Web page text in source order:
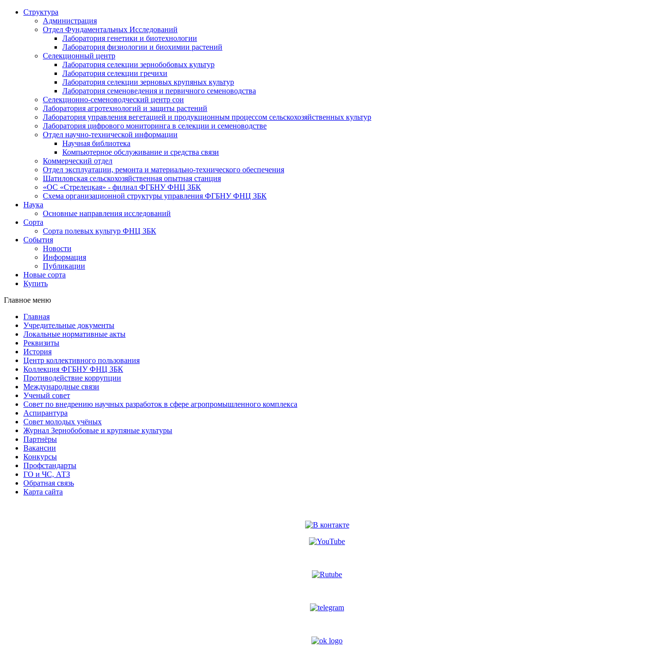
Структура
Администрация
Отдел Фундаментальных Исследований
Лаборатория генетики и биотехнологии
Лаборатория физиологии и биохимии растений
Селекционный центр
Лаборатория селекции зернобобовых культур
Лаборатория селекции гречихи
Лаборатория селекции зерновых крупяных культур
Лаборатория семеноведения и первичного семеноводства
Селекционно-семеноводческий центр сои
Лаборатория агротехнологий и защиты растений
Лаборатория управления вегетацией и продукционным процессом сельскохозяйственных культур
Лаборатория цифрового мониторинга в селекции и семеноводстве
Отдел научно-технической информации
Научная библиотека
Компьютерное обслуживание и средства связи
Коммерческий отдел
Отдел эксплуатации, ремонта и материально-технического обеспечения
Шатиловская сельскохозяйственная опытная станция
«ОС «Стрелецкая» - филиал ФГБНУ ФНЦ ЗБК
Схема организационной структуры управления ФГБНУ ФНЦ ЗБК
Наука
Основные направления исследований
Сорта
Сорта полевых культур ФНЦ ЗБК
События
Новости
Информация
Публикации
Новые сорта
Купить
Главное меню
Главная
Учредительные документы
Локальные нормативные акты
Реквизиты
История
Центр коллективного пользования
Коллекция ФГБНУ ФНЦ ЗБК
Противодействие коррупции
Международные связи
Ученый совет
Совет по внедрению научных разработок в сфере агропромышленного комплекса
Аспирантура
Совет молодых учёных
Журнал Зернобобовые и крупяные культуры
Партнёры
Вакансии
Конкурсы
Профстандарты
ГО и ЧС, АТЗ
Обратная связь
Карта сайта